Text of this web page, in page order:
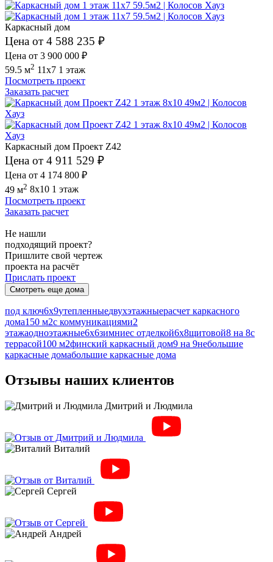
Каркасный дом
Цена от 4 588 235 ₽
Цена от 3 900 000 ₽
59.5 м2 11x7 1 этаж
Посмотреть проект
Заказать расчет
Каркасный дом Проект Z42
Цена от 4 911 529 ₽
Цена от 4 174 800 ₽
49 м2 8x10 1 этаж
Посмотреть проект
Заказать расчет
Не нашли
подходящий проект?
Пришлите свой чертеж
проекта на расчёт
Прислать проект
Смотреть еще дома
под ключ6х9утепленныедвухэтажныерасчет каркасного
дома150 м2с коммуникациями2
этажаодноэтажные6х6зимниес отделкой6х8щитовой8 на 8с
террасой100 м2финский каркасный дом9 на 9небольшие
каркасные домабольшие каркасные дома
Отзывы наших клиентов
Дмитрий и Людмила
Виталий
Сергей
Андрей